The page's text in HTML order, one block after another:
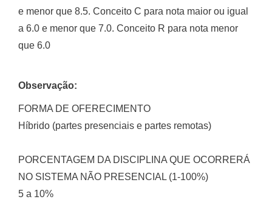
e menor que 8.5. Conceito C para nota maior ou igual
a 6.0 e menor que 7.0. Conceito R para nota menor
que 6.0
Observação:
FORMA DE OFERECIMENTO
Híbrido (partes presenciais e partes remotas)
PORCENTAGEM DA DISCIPLINA QUE OCORRERÁ
NO SISTEMA NÃO PRESENCIAL (1-100%)
5 a 10%